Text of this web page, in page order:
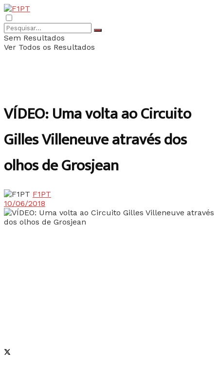
Sem Resultados
Ver Todos os Resultados
VÍDEO: Uma volta ao Circuito
Gilles Villeneuve através dos
olhos de Grosjean
F1PT
10/06/2018